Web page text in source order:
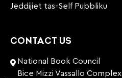
Jeddijiet tas-Self Pubbliku
CONTACT US
National Book Council
Bice Mizzi Vassallo Complex